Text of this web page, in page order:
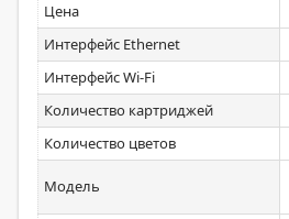
Цена
Интерфейс Ethernet
Интерфейс Wi-Fi
Количество картриджей
Количество цветов
Модель